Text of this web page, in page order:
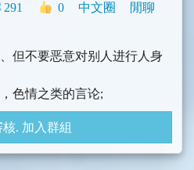
291 0 中文圈 閒聊
但不要恶意对别人进行人身
色情之类的言论;
吧内的任何的成员。
加入群組